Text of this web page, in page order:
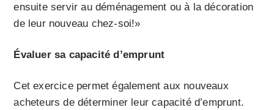
ensuite servir au déménagement ou à la décoration
de leur nouveau chez-soi!»
Évaluer sa capacité d’emprunt
Cet exercice permet également aux nouveaux
acheteurs de déterminer leur capacité d’emprunt.